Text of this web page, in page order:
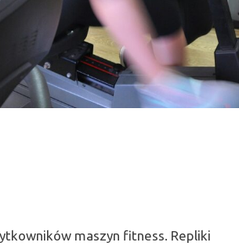
maszyn fitness. Repliki